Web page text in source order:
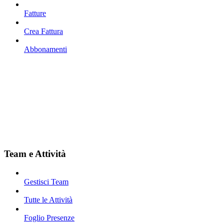
Fatture
Crea Fattura
Abbonamenti
Team e Attività
Gestisci Team
Tutte le Attività
Foglio Presenze